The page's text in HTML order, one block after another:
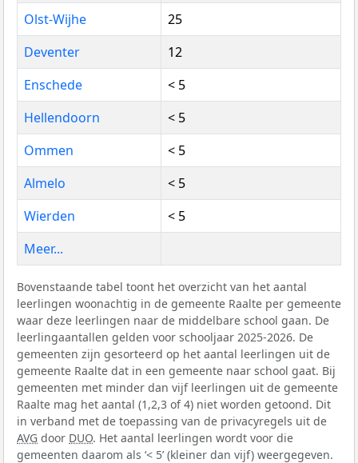
Olst-Wijhe
25
Deventer
12
Enschede
< 5
Hellendoorn
< 5
Ommen
< 5
Almelo
< 5
Wierden
< 5
Meer...
Bovenstaande tabel toont het overzicht van het aantal
leerlingen woonachtig in de gemeente Raalte per gemeente
waar deze leerlingen naar de middelbare school gaan. De
leerlingaantallen gelden voor schooljaar 2025-2026. De
gemeenten zijn gesorteerd op het aantal leerlingen uit de
gemeente Raalte dat in een gemeente naar school gaat. Bij
gemeenten met minder dan vijf leerlingen uit de gemeente
Raalte mag het aantal (1,2,3 of 4) niet worden getoond. Dit
in verband met de toepassing van de privacyregels uit de
AVG door DUO. Het aantal leerlingen wordt voor die
gemeenten daarom als ‘< 5’ (kleiner dan vijf) weergegeven.